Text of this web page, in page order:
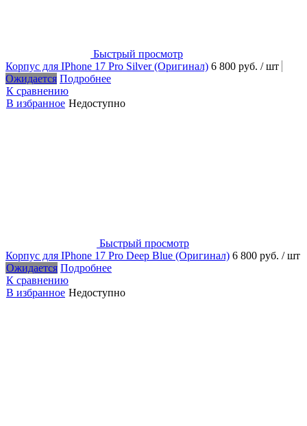
Быстрый просмотр
Корпус для IPhone 17 Pro Silver (Оригинал) 6 800 руб. / шт
Ожидается Подробнее
К сравнению
В избранное Недоступно
Быстрый просмотр
Корпус для IPhone 17 Pro Deep Blue (Оригинал) 6 800 руб. / шт
Ожидается Подробнее
К сравнению
В избранное Недоступно